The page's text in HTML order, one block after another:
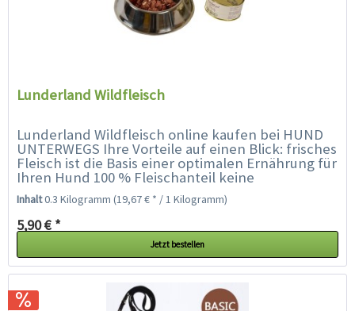
Lunderland Wildfleisch
Lunderland Wildfleisch online kaufen bei HUND
UNTERWEGS Ihre Vorteile auf einen Blick: frisches
Fleisch ist die Basis einer optimalen Ernährung für
Ihren Hund 100 % Fleischanteil keine
Nebenerzeugnisse und...
Inhalt0.3 Kilogramm(19,67 € * / 1 Kilogramm)
5,90 € *
Jetzt bestellen